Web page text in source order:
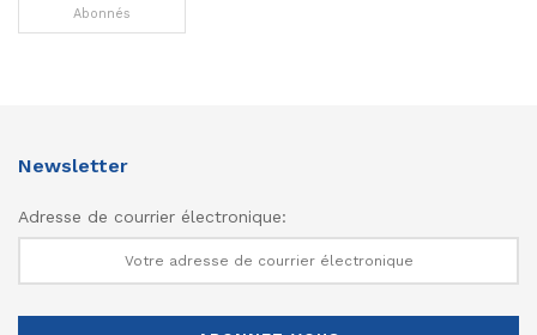
Abonnés
Newsletter
Adresse de courrier électronique: